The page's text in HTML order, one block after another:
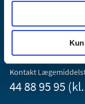
Email:
Lægemiddelstyrelsen
Sundheds- og
Kontakt
44 88 95 95